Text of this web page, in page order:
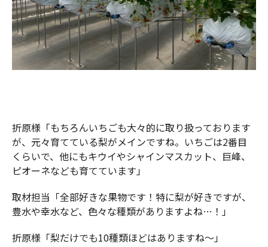
折原様「もちろんいちごも大々的に取り扱っております
が、元々育てている梨がメインですね。いちごは2番目
くらいで、他にもキウイやシャインマスカット、巨峰、
ピオーネなども育てています」
取材担当「全部好きな果物です！特に梨が好きですが、
豊水や幸水など、色々な種類がありますよね…！」
折原様「梨だけでも10種類ほどはありますね～」